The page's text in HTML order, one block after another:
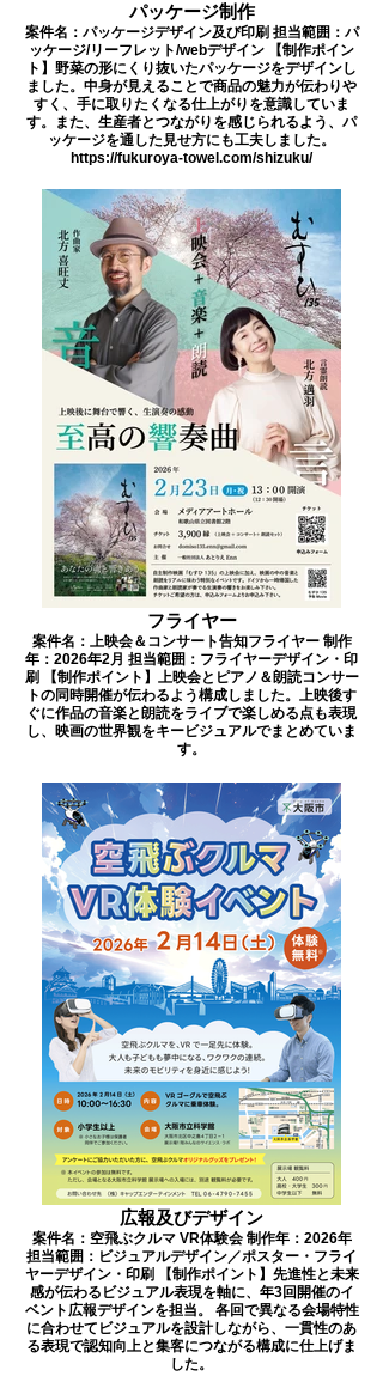
パッケージ制作
案件名：パッケージデザイン及び印刷 担当範囲：パ
ッケージ/リーフレット/webデザイン 【制作ポイン
ト】野菜の形にくり抜いたパッケージをデザインし
ました。中身が見えることで商品の魅力が伝わりや
すく、手に取りたくなる仕上がりを意識していま
す。また、生産者とつながりを感じられるよう、パ
ッケージを通した見せ方にも工夫しました。
https://fukuroya-towel.com/shizuku/
フライヤー
案件名：上映会＆コンサート告知フライヤー 制作
年：2026年2月 担当範囲：フライヤーデザイン・印
刷 【制作ポイント】上映会とピアノ＆朗読コンサー
トの同時開催が伝わるよう構成しました。上映後す
ぐに作品の音楽と朗読をライブで楽しめる点も表現
し、映画の世界観をキービジュアルでまとめていま
す。
広報及びデザイン
案件名：空飛ぶクルマ VR体験会 制作年：2026年
担当範囲：ビジュアルデザイン／ポスター・フライ
ヤーデザイン・印刷 【制作ポイント】先進性と未来
感が伝わるビジュアル表現を軸に、年3回開催のイ
ベント広報デザインを担当。 各回で異なる会場特性
に合わせてビジュアルを設計しながら、一貫性のあ
る表現で認知向上と集客につながる構成に仕上げま
した。